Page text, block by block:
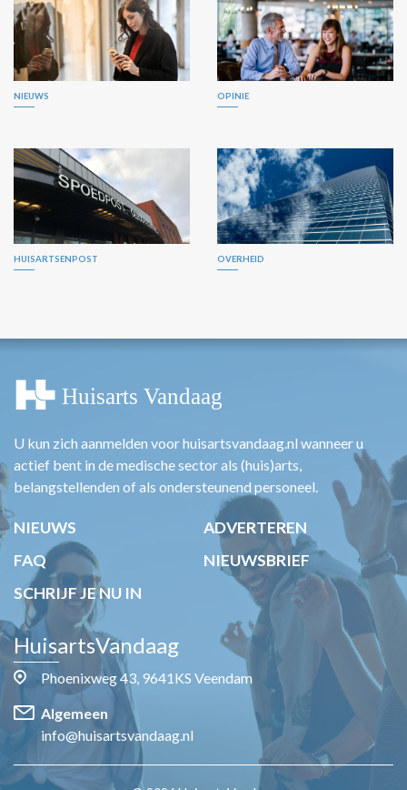
NIEUWS OPINIE
HUISARTSENPOST OVERHEID
U kun zich aanmelden voor huisartsvandaag.nl wanneer u
actief bent in de medische sector als (huis)arts,
belangstellenden of als ondersteunend personeel.
NIEUWS
ADVERTEREN
FAQ
NIEUWSBRIEF
SCHRIJF JE NU IN
HuisartsVandaag
Phoenixweg 43, 9641KS Veendam
Algemeen
info@huisartsvandaag.nl